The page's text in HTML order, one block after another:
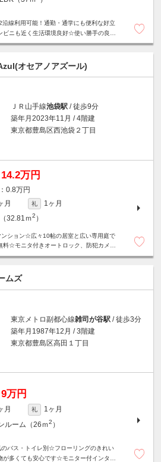
線利用可能！通勤・通学にも便利な好立
ニも近く生活環境良好☆使い勝手の良い
オセアノアズール)
ＪＲ山手線池袋駅 / 徒歩9分
築年月2023年11月 / 4階建
東京都豊島区西池袋２丁目
14.2万円
0.8万円
月 礼
1ヶ月
32.81ｍ2 ）
ション☆広々10帖の居室と広い専用庭で
☆モニタ付きオートロック、防犯カメ
ムズ
東京メトロ副都心線雑司が谷駅 / 徒歩3分
築年月1987年12月 / 3階建
東京都豊島区高田１丁目
9万円
月 礼
1ヶ月
ルーム（26ｍ2 ）
バス・トイレ別☆フローリングのきれい
多くても安心です☆モニター付インター